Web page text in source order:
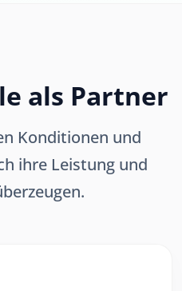
als Partner
Konditionen und
ihre Leistung und